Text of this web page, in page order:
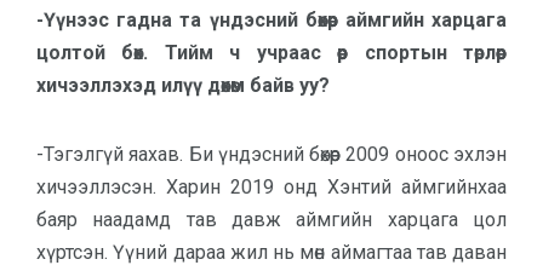
-Үүнээс гадна та үндэсний бөхөөр аймгийн харцага
цолтой бөх. Тийм ч учраас өөр спортын төрлөөр
хичээллэхэд илүү дөхөм байв уу?
-Тэгэлгүй яахав. Би үндэсний бөхөөр 2009 оноос эхлэн
хичээллэсэн. Харин 2019 онд Хэнтий аймгийнхаа
баяр наадамд тав давж аймгийн харцага цол
хүртсэн. Үүний дараа жил нь мөн аймагтаа тав даван